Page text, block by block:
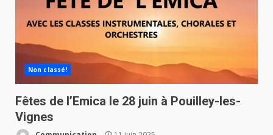
Non classé!
Fêtes de l’Emica le 28 juin à Pouilley-les-
Vignes